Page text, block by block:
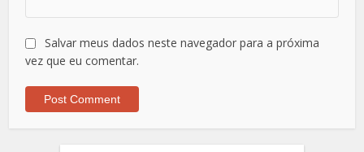
Salvar meus dados neste navegador para a próxima
vez que eu comentar.